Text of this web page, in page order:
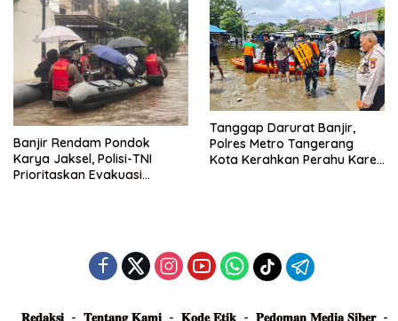
Banjir Rendam Pondok
Karya Jaksel, Polisi-TNI
Prioritaskan Evakuasi
Tanggap Darurat Banjir,
Polres Metro Tangerang
Kota Kerahkan Perahu Karet
𝐑𝐞𝐝𝐚𝐤𝐬𝐢 𝐓𝐞𝐧𝐭𝐚𝐧𝐠 𝐊𝐚𝐦𝐢 𝐊𝐨𝐝𝐞 𝐄𝐭𝐢𝐤 𝐏𝐞𝐝𝐨𝐦𝐚𝐧 𝐌𝐞𝐝𝐢𝐚 𝐒𝐢𝐛𝐞𝐫